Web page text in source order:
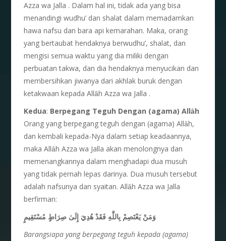
Azza wa Jalla . Dalam hal ini, tidak ada yang bisa
menandingi wudhu’ dan shalat dalam memadamkan
hawa nafsu dan bara api kemarahan. Maka, orang
yang bertaubat hendaknya berwudhu’, shalat, dan
mengisi semua waktu yang dia miliki dengan
perbuatan takwa, dan dia hendaknya menyucikan dan
membersihkan jiwanya dari akhlak buruk dengan
ketakwaan kepada Allȃh Azza wa Jalla .
Kedua: Berpegang Teguh Dengan (agama) Allȃh
Orang yang berpegang teguh dengan (agama) Allȃh,
dan kembali kepada-Nya dalam setiap keadaannya,
maka Allȃh Azza wa Jalla akan menolongnya dan
memenangkannya dalam menghadapi dua musuh
yang tidak pernah lepas darinya. Dua musuh tersebut
adalah nafsunya dan syaitan. Allȃh Azza wa Jalla
berfirman:
وَمَنْ يَعْتَصِمْ بِاللَّهِ فَقَدْ هُدِيَ إِلَىٰ صِرَاطٍ مُسْتَقِيمٍ
Barangsiapa yang berpegang teguh kepada (agama)